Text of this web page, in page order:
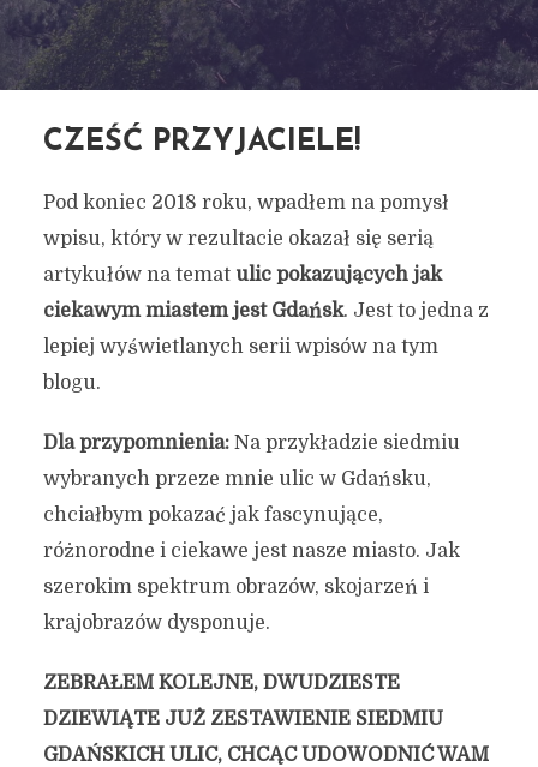
CZEŚĆ PRZYJACIELE!
Pod koniec 2018 roku, wpadłem na pomysł
wpisu, który w rezultacie okazał się serią
artykułów na temat ulic pokazujących jak
ciekawym miastem jest Gdańsk. Jest to jedna z
lepiej wyświetlanych serii wpisów na tym
blogu.
Dla przypomnienia:Na przykładzie siedmiu
wybranych przeze mnie ulic w Gdańsku,
chciałbym pokazać jak fascynujące,
różnorodne i ciekawe jest nasze miasto. Jak
szerokim spektrum obrazów, skojarzeń i
krajobrazów dysponuje.
ZEBRAŁEM KOLEJNE, DWUDZIESTE
DZIEWIĄTE JUŻ ZESTAWIENIE SIEDMIU
GDAŃSKICH ULIC, CHCĄC UDOWODNIĆ WAM